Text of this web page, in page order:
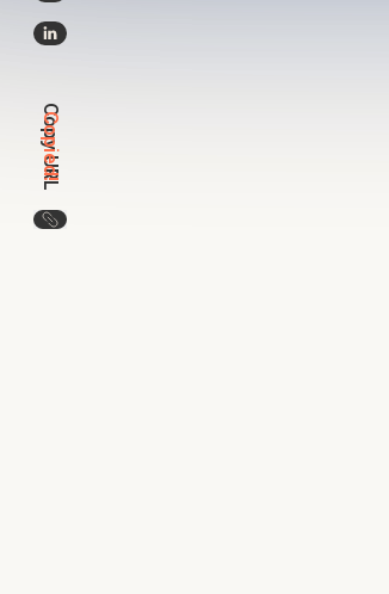
Copy URL
Copied!
この記事のURLをコピー